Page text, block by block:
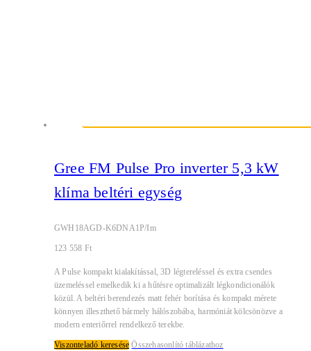
Gree FM Pulse Pro inverter 5,3 kW
klíma beltéri egység
GWH18AGD-K6DNA1P/Im
123 558 Ft
A Pulse kompakt kialakítással, 3D légtereléssel és extra csendes
üzemeléssel emelkedik ki a hűtésre optimalizált légkondicionálók
közül. A beltéri berendezés matt fehér borítása és kompakt mérete
könnyen illeszthető bármely hálószobába, harmóniát kölcsönözve a
modern enteriőrrel rendelkező terekbe.
Viszonteladó keresése Összehasonlító táblázathoz